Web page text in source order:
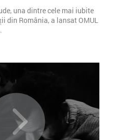
una dintre cele mai iubite
din România, a lansat OMUL